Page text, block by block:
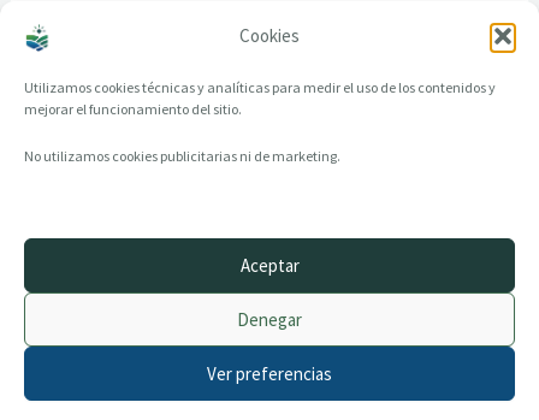
Cookies
Utilizamos cookies técnicas y analíticas para medir el uso de los contenidos y
mejorar el funcionamiento del sitio.
No utilizamos cookies publicitarias ni de marketing.
Aceptar
Denegar
Ver preferencias
desplazamiento.
© 2014–2026 creandotuprovincia.es · Todos los derechos reservados
Política de Cookies
Archivo histórico